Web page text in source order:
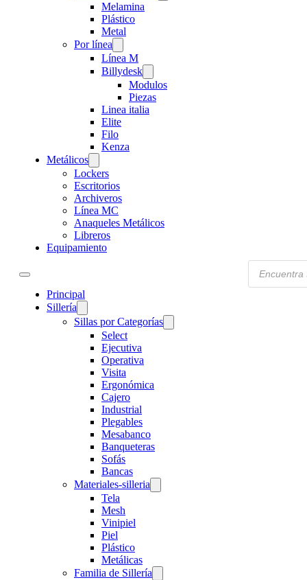
Melamina
Plástico
Metal
Por línea
Línea M
Billydesk
Modulos
Piezas
Linea italia
Elite
Filo
Kenza
Metálicos
Lockers
Escritorios
Archiveros
Línea MC
Anaqueles Metálicos
Libreros
Equipamiento
Principal
Sillería
Sillas por Categorías
Select
Ejecutiva
Operativa
Visita
Ergonómica
Cajero
Industrial
Plegables
Mesabanco
Banqueteras
Sofás
Bancas
Materiales-silleria
Tela
Mesh
Vinipiel
Piel
Plástico
Metálicas
Familia de Sillería
Products
search